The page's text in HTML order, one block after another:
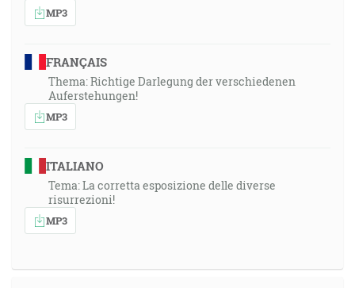
MP3
FRANÇAIS
Thema: Richtige Darlegung der verschiedenen
Auferstehungen!
MP3
ITALIANO
Tema: La corretta esposizione delle diverse
risurrezioni!
MP3